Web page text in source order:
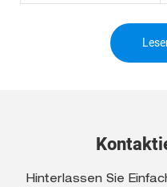
Hinterlassen Sie